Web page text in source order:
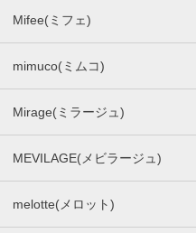
Mifee(ミフェ)
mimuco(ミムコ)
Mirage(ミラージュ)
MEVILAGE(メビラージュ)
melotte(メロット)